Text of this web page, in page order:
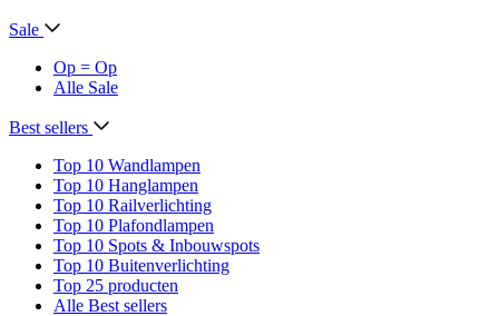
Sale
Op = Op
Alle Sale
Best sellers
Top 10 Wandlampen
Top 10 Hanglampen
Top 10 Railverlichting
Top 10 Plafondlampen
Top 10 Spots & Inbouwspots
Top 10 Buitenverlichting
Top 25 producten
Alle Best sellers